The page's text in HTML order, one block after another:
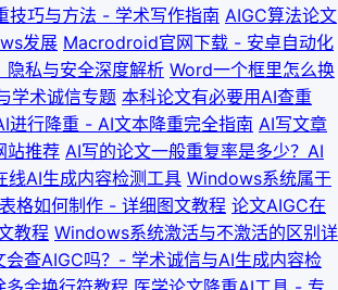
技巧与方法 - 学术写作指南 AIGC算法论文
发展 Macrodroid官网下载 - 安卓自动化
私与安全深度解析 Word一个框里怎么换
学术诚信专题 本科论文有必要用AI查重
进行降重 - AI文本降重完全指南 AI写文章
站推荐 AI写的论文一般重复率是多少？AI
AI生成内容检测工具 Windows系统属于
格如何制作 - 详细图文教程 论文AIGC在
教程 Windows系统激活与不激活的区别详
会查AIGC吗？- 学术诚信与AI生成内容检